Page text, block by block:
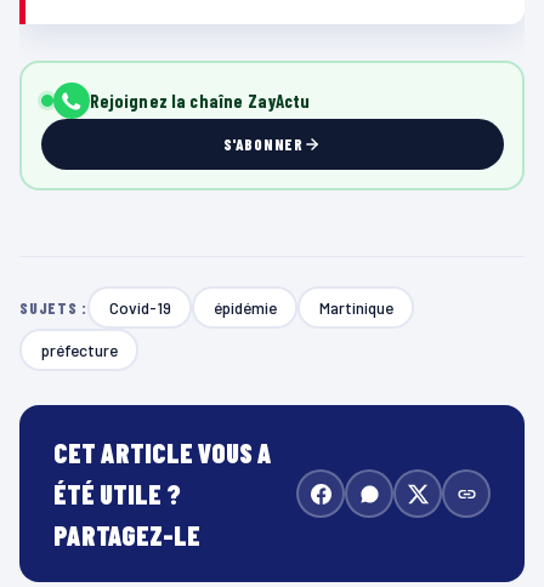
Rejoignez la chaîne ZayActu
S'ABONNER
SUJETS : Covid-19 épidémie Martinique
préfecture
CET ARTICLE VOUS A
ÉTÉ UTILE ?
PARTAGEZ-LE